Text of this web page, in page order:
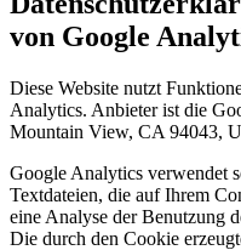
von Google
Diese Website nutzt
Analytics. Anbieter ist die
Mountain View, CA 94043,
Google Analytics verwendet
Textdateien, die auf Ihrem
eine Analyse der Benutzung
Die durch den Cookie